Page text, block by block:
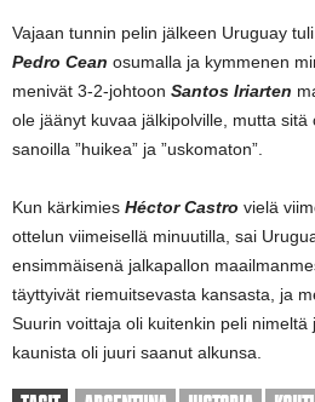
Vajaan tunnin pelin jälkeen Uruguay
Pedro Cean osumalla ja kymmenen
menivät 3-2-johtoon Santos Iriarten
ole jäänyt kuvaa jälkipolville, mutta sitä
sanoilla ”huikea” ja ”uskomaton”.
Kun kärkimies Héctor Castro vielä
ottelun viimeisellä minuutilla, sai
ensimmäisenä jalkapallon
täyttyivät riemuitsevasta kansasta, ja
Suurin voittaja oli kuitenkin peli nimeltä
kaunista oli juuri saanut alkunsa.